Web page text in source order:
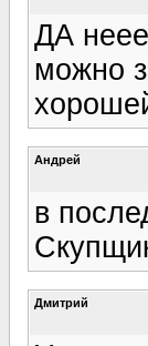
ДА
можно
Андрей
в
Дмитрий